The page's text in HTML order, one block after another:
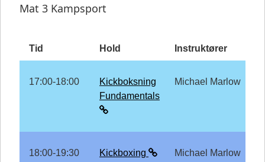
Mat 3 Kampsport
Tid Hold Instruktører
17:00-18:00
Kickboksning
Fundamentals
Michael Marlow
18:00-19:30 Kickboxing Michael Marlow